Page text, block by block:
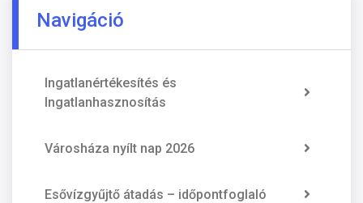
Navigáció
Ingatlanértékesítés és
Ingatlanhasznosítás
Városháza nyílt nap 2026
Esővízgyűjtő átadás – időpontfoglaló